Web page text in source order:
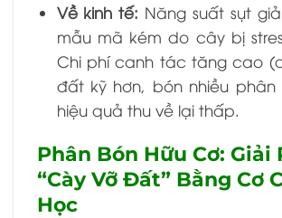
Về kinh tế: Năng suất sụt
mẫu mã kém do cây bị
Chi phí canh tác tăng cao
đất kỹ hơn, bón nhiều phân
hiệu quả thu về lại thấp.
Phân Bón Hữu Cơ: Giải
“Cày Vỡ Đất” Bằng Cơ
Học